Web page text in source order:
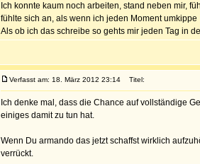
Ich konnte kaum noch arbeiten, stand neben mir,
fühlte sich an, als wenn ich jeden Moment umkippe
Als ob ich das schreibe so gehts mir jeden Tag in
Verfasst am: 18. März 2012 23:14 Titel:
Ich denke mal, dass die Chance auf vollständige
einiges damit zu tun hat.
Wenn Du armando das jetzt schaffst wirklich
verrückt.